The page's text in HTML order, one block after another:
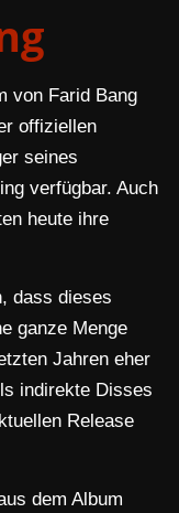
von Farid Bang
offiziellen
seines
verfügbar. Auch
heute ihre
dass dieses
ganze Menge
Jahren eher
indirekte Disses
Release
dem Album